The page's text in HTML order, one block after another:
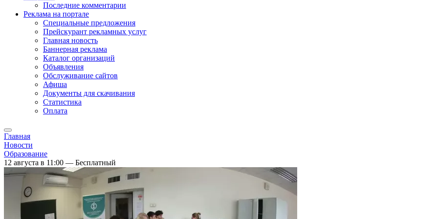
Последние комментарии
Реклама на портале
Специальные предложения
Прейскурант рекламных услуг
Главная новость
Баннерная реклама
Каталог организаций
Объявления
Обслуживание сайтов
Афиша
Документы для скачивания
Статистика
Оплата
Главная
Новости
Образование
12 августа в 11:00 — Бесплатный